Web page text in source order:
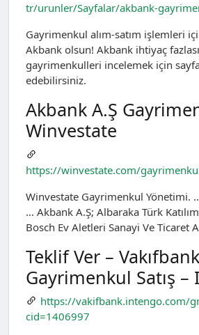
tr/urunler/Sayfalar/akbank-
Gayrimenkul alım-satım işlemleri
Akbank olsun! Akbank ihtiyaç fazlası
gayrimenkulleri incelemek için
edebilirsiniz.
Akbank A.Ş
Winvestate
https://winvestate.com/
Winvestate Gayrimenkul Yönetimi.
… Akbank A.Ş; Albaraka Türk
Bosch Ev Aletleri Sanayi Ve Ticaret
Teklif Ver – Vakıfbank
Gayrimenkul Satış
https://vakifbank.intengo.com/
cid=1406997